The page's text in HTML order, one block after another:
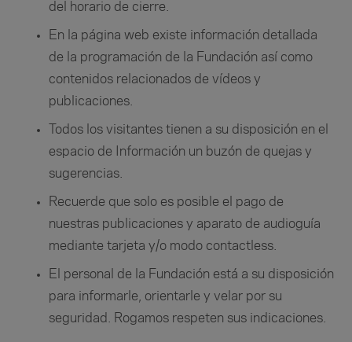
del horario de cierre.
En la página web existe información detallada
de la programación de la Fundación así como
contenidos relacionados de vídeos y
publicaciones.
Todos los visitantes tienen a su disposición en el
espacio de Información un buzón de quejas y
sugerencias.
Recuerde que solo es posible el pago de
nuestras publicaciones y aparato de audioguía
mediante tarjeta y/o modo contactless.
El personal de la Fundación está a su disposición
para informarle, orientarle y velar por su
seguridad. Rogamos respeten sus indicaciones.